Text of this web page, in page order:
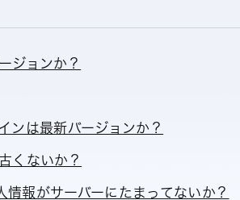
ジョンか？
ンは最新バージョンか？
くないか？
情報がサーバーにたまってないか？